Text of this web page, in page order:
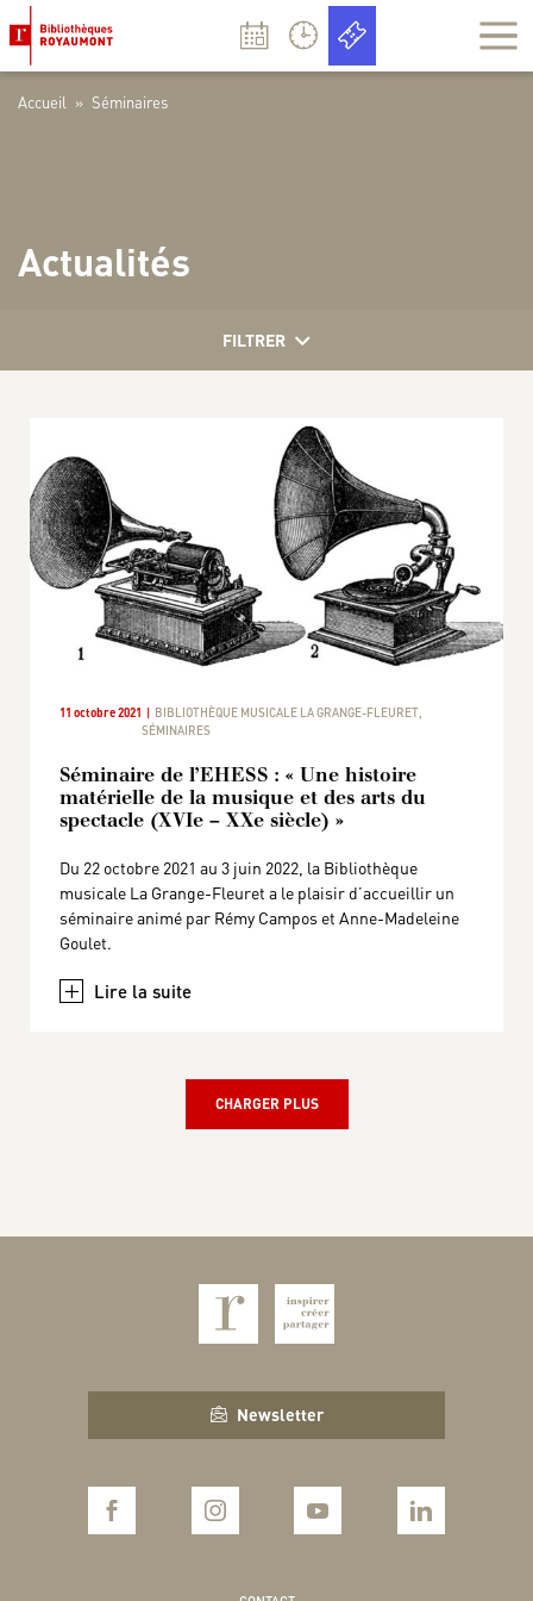
Accueil » Séminaires
Actualités
FILTRER
11 octobre 2021 BIBLIOTHÈQUE MUSICALE LA GRANGE-FLEURET
SÉMINAIRES
Séminaire de l’EHESS : « Une histoire
matérielle de la musique et des arts du
spectacle (XVIe – XXe siècle) »
Du 22 octobre 2021 au 3 juin 2022, la Bibliothèque
musicale La Grange-Fleuret a le plaisir d’accueillir un
séminaire animé par Rémy Campos et Anne-Madeleine
Goulet.
+
CHARGER PLUS
Newsletter
Panneau de gestion des cookies